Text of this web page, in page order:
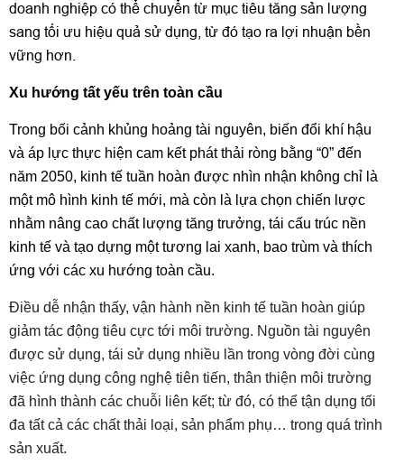
doanh nghiệp có thể chuyển từ mục tiêu tăng sản lượng
sang tối ưu hiệu quả sử dụng, từ đó tạo ra lợi nhuận bền
vững hơn.
Xu hướng tất yếu trên toàn cầu
Trong bối cảnh khủng hoảng tài nguyên, biến đổi khí hậu
và áp lực thực hiện cam kết phát thải ròng bằng “0” đến
năm 2050, kinh tế tuần hoàn được nhìn nhận không chỉ là
một mô hình kinh tế mới, mà còn là lựa chọn chiến lược
nhằm nâng cao chất lượng tăng trưởng, tái cấu trúc nền
kinh tế và tạo dựng một tương lai xanh, bao trùm và thích
ứng với các xu hướng toàn cầu.
Điều dễ nhận thấy, vận hành nền kinh tế tuần hoàn giúp
giảm tác động tiêu cực tới môi trường. Nguồn tài nguyên
được sử dụng, tái sử dụng nhiều lần trong vòng đời cùng
việc ứng dụng công nghệ tiên tiến, thân thiện môi trường
đã hình thành các chuỗi liên kết; từ đó, có thể tận dụng tối
đa tất cả các chất thải loại, sản phẩm phụ… trong quá trình
sản xuất.